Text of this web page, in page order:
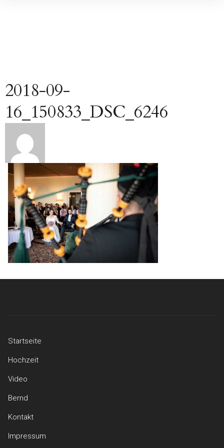
2018-09-
16_150833_DSC_6246
Beitragsnavigation
Startseite
Hochzeit
Video
Bernd
Kontakt
Impressum